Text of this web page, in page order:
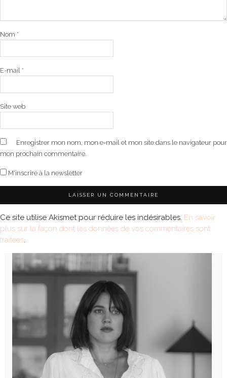
Nom *
E-mail *
Site web
Enregistrer mon nom, mon e-mail et mon site dans le navigateur pour
mon prochain commentaire.
M'inscrire à la newsletter
Ce site utilise Akismet pour réduire les indésirables. En savoir
plus sur la façon dont les données de vos commentaires sont
traitées.